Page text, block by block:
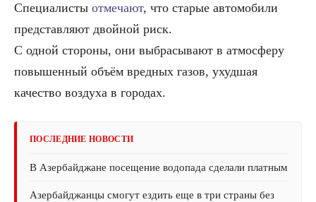
Специалисты отмечают, что старые автомобили
представляют двойной риск.
С одной стороны, они выбрасывают в атмосферу
повышенный объём вредных газов, ухудшая
качество воздуха в городах.
ПОСЛЕДНИЕ НОВОСТИ
В Азербайджане посещение водопада сделали платным
Азербайджанцы смогут ездить еще в три страны без